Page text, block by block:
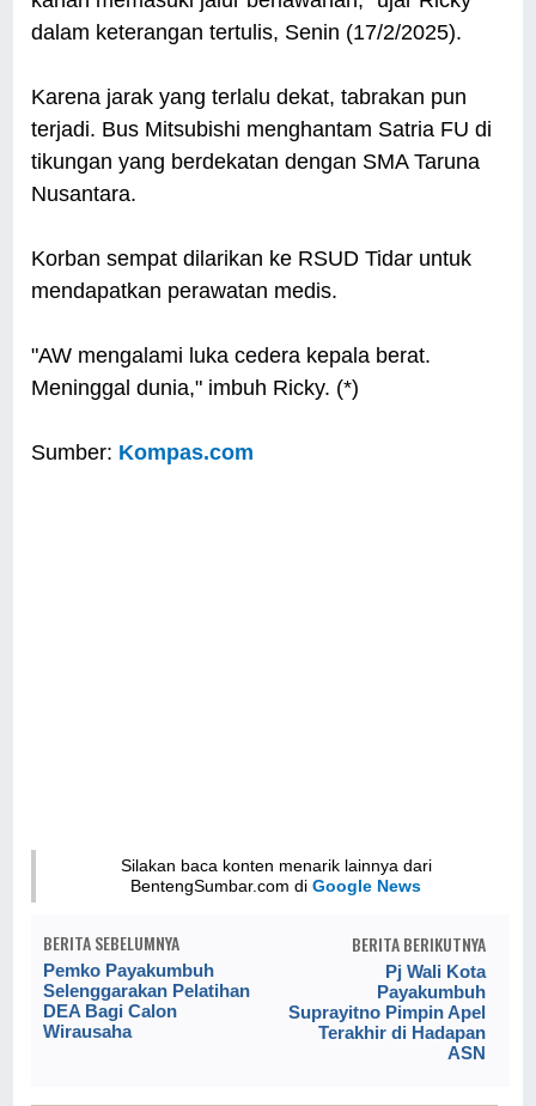
dalam keterangan tertulis, Senin (17/2/2025).
Karena jarak yang terlalu dekat, tabrakan pun
terjadi. Bus Mitsubishi menghantam Satria FU di
tikungan yang berdekatan dengan SMA Taruna
Nusantara.
Korban sempat dilarikan ke RSUD Tidar untuk
mendapatkan perawatan medis.
"AW mengalami luka cedera kepala berat.
Meninggal dunia," imbuh Ricky. (*)
Sumber: Kompas.com
Silakan baca konten menarik lainnya dari
BentengSumbar.com diGoogle News
BERITA SEBELUMNYA
Pemko Payakumbuh
Selenggarakan Pelatihan
DEA Bagi Calon
Wirausaha
BERITA BERIKUTNYA
Pj Wali Kota
Payakumbuh
Suprayitno Pimpin Apel
Terakhir di Hadapan
ASN